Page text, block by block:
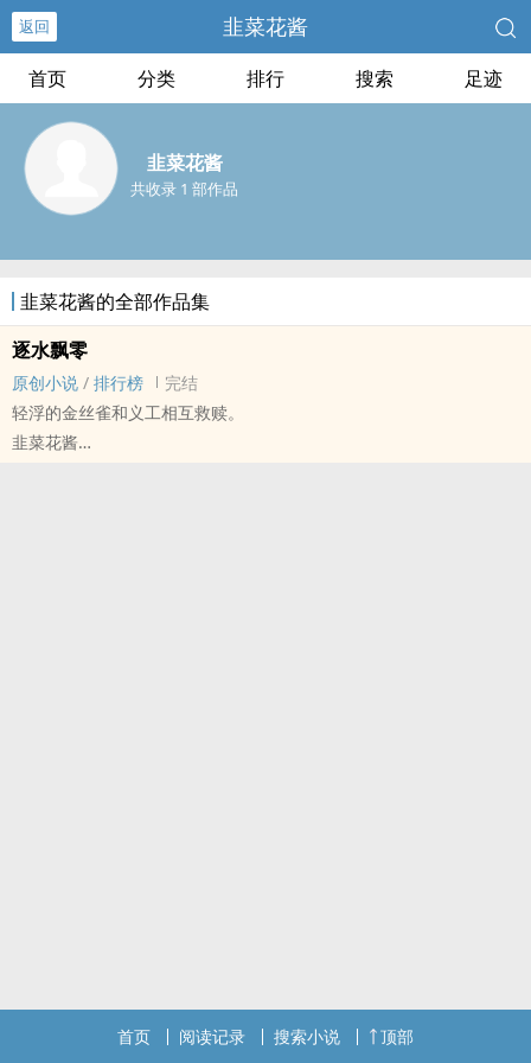
返回 韭菜花酱
首页 分类 排行 搜索 足迹
韭菜花酱
共收录 1 部作品
韭菜花酱的全部作品集
逐水飘零
原创小说 / 排行榜
完结
轻浮的金丝雀和义工相互救赎。
韭菜花酱
首页 阅读记录 搜索小说 顶部